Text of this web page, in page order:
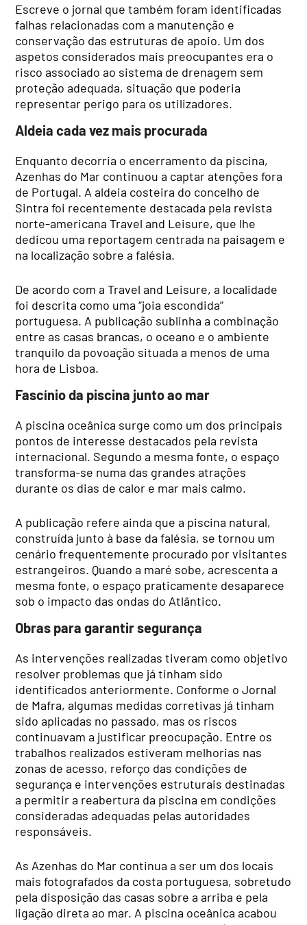
Escreve o jornal que também foram identificadas
falhas relacionadas com a manutenção e
conservação das estruturas de apoio. Um dos
aspetos considerados mais preocupantes era o
risco associado ao sistema de drenagem sem
proteção adequada, situação que poderia
representar perigo para os utilizadores.
Aldeia cada vez mais procurada
Enquanto decorria o encerramento da piscina,
Azenhas do Mar continuou a captar atenções fora
de Portugal. A aldeia costeira do concelho de
Sintra foi recentemente destacada pela revista
norte-americana Travel and Leisure, que lhe
dedicou uma reportagem centrada na paisagem e
na localização sobre a falésia.
De acordo com a Travel and Leisure, a localidade
foi descrita como uma “joia escondida”
portuguesa. A publicação sublinha a combinação
entre as casas brancas, o oceano e o ambiente
tranquilo da povoação situada a menos de uma
hora de Lisboa.
Fascínio da piscina junto ao mar
A piscina oceânica surge como um dos principais
pontos de interesse destacados pela revista
internacional. Segundo a mesma fonte, o espaço
transforma-se numa das grandes atrações
durante os dias de calor e mar mais calmo.
A publicação refere ainda que a piscina natural,
construída junto à base da falésia, se tornou um
cenário frequentemente procurado por visitantes
estrangeiros. Quando a maré sobe, acrescenta a
mesma fonte, o espaço praticamente desaparece
sob o impacto das ondas do Atlântico.
Obras para garantir segurança
As intervenções realizadas tiveram como objetivo
resolver problemas que já tinham sido
identificados anteriormente. Conforme o Jornal
de Mafra, algumas medidas corretivas já tinham
sido aplicadas no passado, mas os riscos
continuavam a justificar preocupação. Entre os
trabalhos realizados estiveram melhorias nas
zonas de acesso, reforço das condições de
segurança e intervenções estruturais destinadas
a permitir a reabertura da piscina em condições
consideradas adequadas pelas autoridades
responsáveis.
As Azenhas do Mar continua a ser um dos locais
mais fotografados da costa portuguesa, sobretudo
pela disposição das casas sobre a arriba e pela
ligação direta ao mar. A piscina oceânica acabou